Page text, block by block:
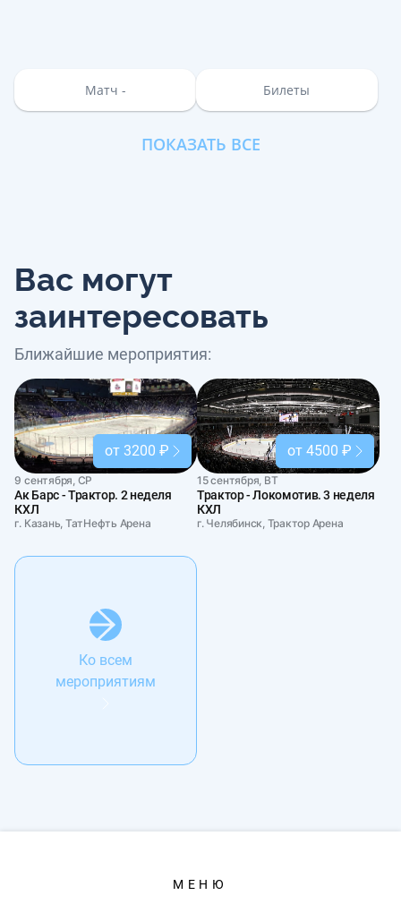
Матч - Билеты
ПОКАЗАТЬ ВСЕ
Вас могут
заинтересовать
Ближайшие мероприятия:
от 3200 ₽
9 сентября, СР
Ак Барс - Трактор. 2 неделя
КХЛ
г. Казань, ТатНефть Арена
от 4500 ₽
15 сентября, ВТ
Трактор - Локомотив. 3 неделя
КХЛ
г. Челябинск, Трактор Арена
Ко всем
мероприятиям
МЕНЮ